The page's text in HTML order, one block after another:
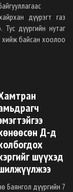
дүүрэгт газ
Тус дүүргийн нутаг
хийж байсан хоолоо
Д-д
шүүхэд
Баянгол дүүргийн 7